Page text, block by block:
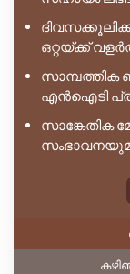
ഒറ്റയ്ക്ക്
സാമ്പത്തിക
എൻഐടി
സാങ്കേതിക